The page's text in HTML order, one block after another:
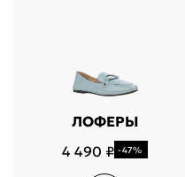
ЛОФЕРЫ
4 490 ₽ -47%